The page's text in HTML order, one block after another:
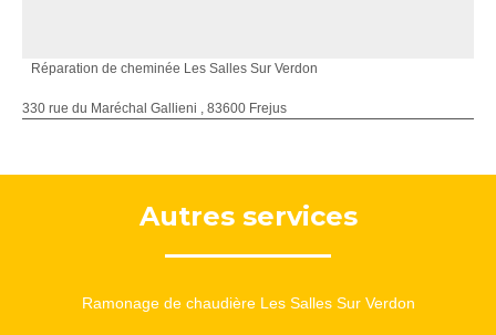
Réparation de cheminée Les Salles Sur Verdon
330 rue du Maréchal Gallieni , 83600 Frejus
Autres services
Ramonage de chaudière Les Salles Sur Verdon